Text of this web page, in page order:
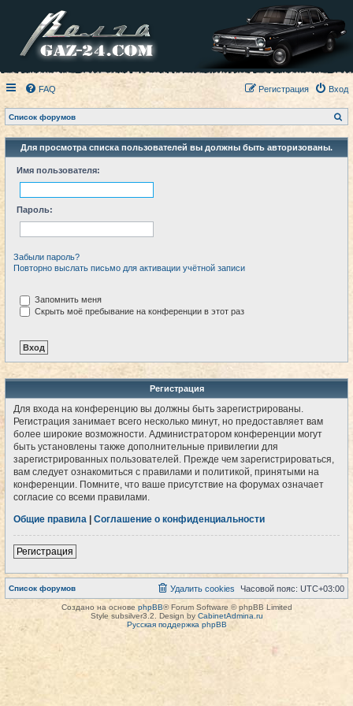
FAQ Вход
Регистрация
Список форумов
о
с
Для просмотра списка пользователей вы должны быть авторизованы.
Имя пользователя:
Пароль:
Забыли пароль?
Повторно выслать письмо для активации учётной записи
Запомнить меня
Скрыть моё пребывание на конференции в этот раз
Регистрация
Для входа на конференцию вы должны быть зарегистрированы.
Регистрация занимает всего несколько минут, но предоставляет вам
более широкие возможности. Администратором конференции могут
быть установлены также дополнительные привилегии для
зарегистрированных пользователей. Прежде чем зарегистрироваться,
вам следует ознакомиться с правилами и политикой, принятыми на
конференции. Помните, что ваше присутствие на форумах означает
согласие со всеми правилами.
Общие правила
Соглашение о конфиденциальности
Регистрация
Список форумов Часовой пояс: UTC+03:00
Удалить cookies
Создано на основе phpBB® Forum Software © phpBB Limited
Style subsilver3.2. Design by CabinetAdmina.ru
Русская поддержка phpBB